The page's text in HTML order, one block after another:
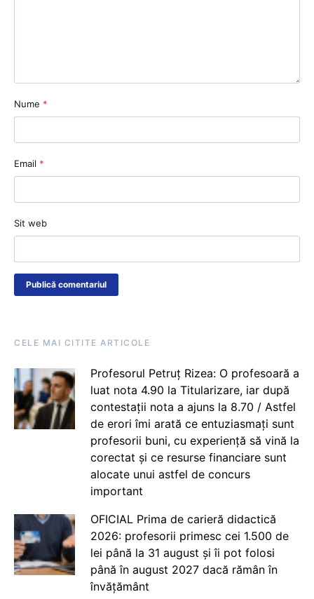
Nume *
Email *
Sit web
CELE MAI CITITE ARTICOLE
Profesorul Petruț Rizea: O profesoară a
luat nota 4.90 la Titularizare, iar după
contestații nota a ajuns la 8.70 / Astfel
de erori îmi arată ce entuziasmați sunt
profesorii buni, cu experiență să vină la
corectat și ce resurse financiare sunt
alocate unui astfel de concurs
important
OFICIAL Prima de carieră didactică
2026: profesorii primesc cei 1.500 de
lei până la 31 august și îi pot folosi
până în august 2027 dacă rămân în
învățământ